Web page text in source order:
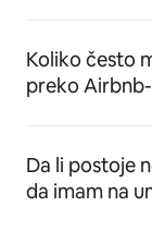
Koliko često
preko
Da li postoje
da imam na